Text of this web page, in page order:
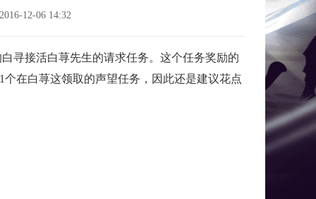
12-06 14:32
接活白荨先生的请求任务。这个任务奖励的
在白荨这领取的声望任务，因此还是建议花点